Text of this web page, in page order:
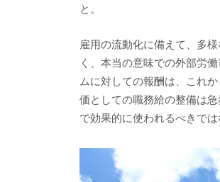
と。
雇用の流動化に備えて、多
く、本当の意味での外部労
ムに対しての報酬は、これ
価としての職務給の整備は
で効果的に使われるべきでは